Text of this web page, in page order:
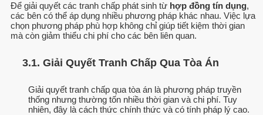
Để giải quyết các tranh chấp phát sinh từ hợp đồng tín dụng,
các bên có thể áp dụng nhiều phương pháp khác nhau. Việc lựa
chọn phương pháp phù hợp không chỉ giúp tiết kiệm thời gian
mà còn giảm thiểu chi phí cho các bên liên quan.
3.1. Giải Quyết Tranh Chấp Qua Tòa Án
Giải quyết tranh chấp qua tòa án là phương pháp truyền
thống nhưng thường tốn nhiều thời gian và chi phí. Tuy
nhiên, đây là cách thức chính thức và có tính pháp lý cao.